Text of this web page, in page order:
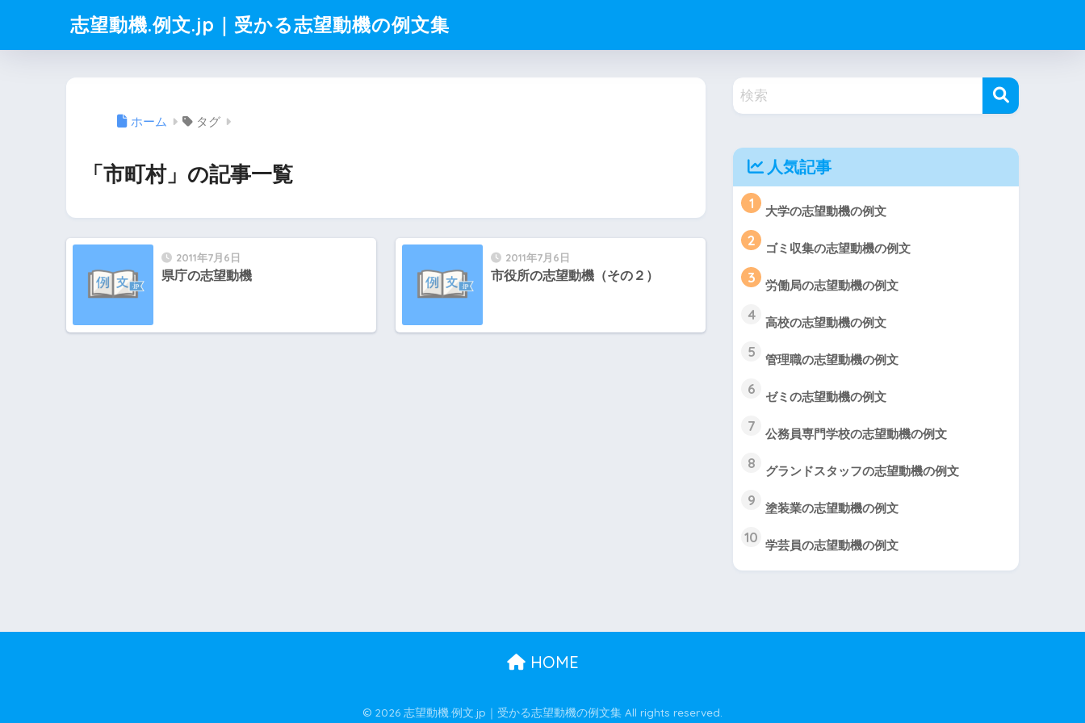
志望動機.例文.jp｜受かる志望動機の例文集
ホーム タグ
「市町村」の記事一覧
2011年7月6日
県庁の志望動機
2011年7月6日
市役所の志望動機（その２）
人気記事
1 大学の志望動機の例文
2 ゴミ収集の志望動機の例文
3 労働局の志望動機の例文
4 高校の志望動機の例文
5 管理職の志望動機の例文
6 ゼミの志望動機の例文
7 公務員専門学校の志望動機の例文
8 グランドスタッフの志望動機の例文
9 塗装業の志望動機の例文
10 学芸員の志望動機の例文
HOME
© 2026 志望動機.例文.jp｜受かる志望動機の例文集 All rights reserved.